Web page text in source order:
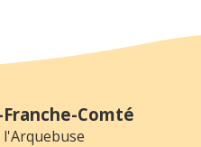
Comté
l'Arquebuse